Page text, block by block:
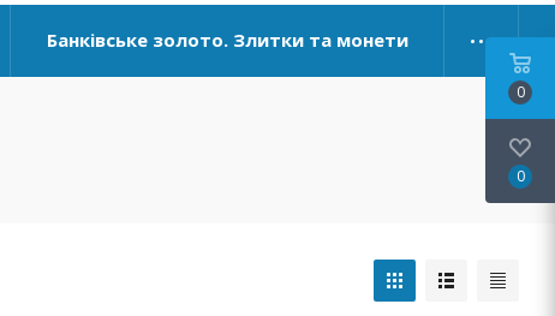
Банківське золото. Злитки та монети
0
0